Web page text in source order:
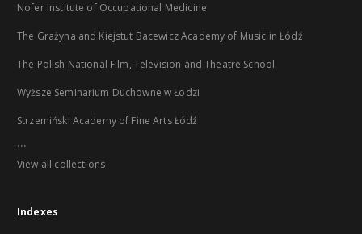
Nofer Institute of Occupational Medicine
The Grażyna and Kiejstut Bacewicz Academy of Music in Łódź
The Polish National Film, Television and Theatre School
Wyższe Seminarium Duchowne w Łodzi
Strzemiński Academy of Fine Arts Łódź
...
View all collections
Indexes